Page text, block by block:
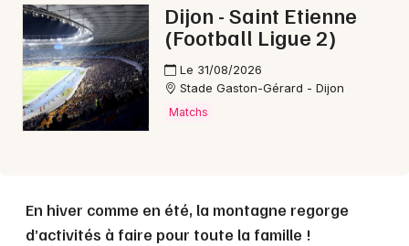
Mon email
Je m'abonne
Dijon - Saint Etienne
(Football Ligue 2)
Le 31/08/2026
Stade Gaston-Gérard - Dijon
Matchs
En hiver comme en été, la montagne regorge
d’activités à faire pour toute la famille !